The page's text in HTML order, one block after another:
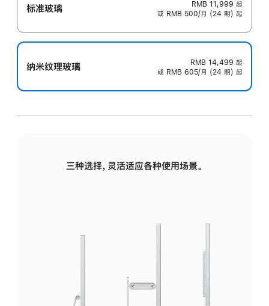
标准玻璃 RMB 11,999 起
或 RMB 500/月 (24 期) 起
纳米纹理玻璃 RMB 14,499 起
或 RMB 605/月 (24 期) 起
三种选择，灵活适应各种使用场景。